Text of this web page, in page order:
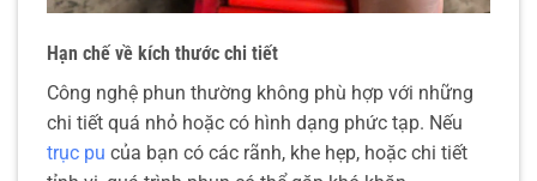
Hạn chế về kích thước chi tiết
Công nghệ phun thường không phù hợp với những
chi tiết quá nhỏ hoặc có hình dạng phức tạp. Nếu
trục pu của bạn có các rãnh, khe hẹp, hoặc chi tiết